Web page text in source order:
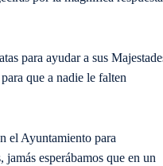
para ayudar a sus
que a nadie le falten
el Ayuntamiento para
esperábamos que en un